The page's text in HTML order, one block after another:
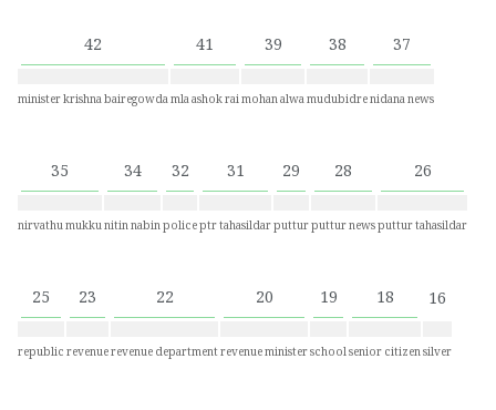
42
minister krishna bairegowda
41
mla ashok rai
39
mohan alwa
38
mudubidre
37
nidana news
35
nirvathu mukku
34
nitin nabin
32
police
31
ptr tahasildar
29
puttur
28
puttur news
26
puttur tahasildar
25
republic
23
revenue
22
revenue department
20
revenue minister
19
school
18
senior citizen
16
silver